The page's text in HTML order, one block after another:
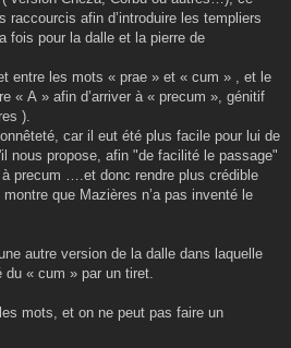
raccourcis afin d’introduire les templiers
fois pour la dalle et la pierre de
entre les mots « prae » et « cum » , et le
« A » afin d’arriver à « precum », génitif
).
car il eut été plus facile pour lui de
nous propose, afin "de facilité le passage"
precum ….et donc rendre plus crédible
que Mazières n’a pas inventé le
autre version de la dalle dans laquelle
du « cum » par un tiret.
mots, et on ne peut pas faire un